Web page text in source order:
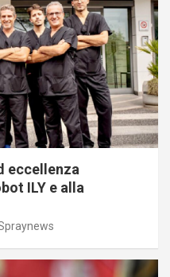
eccellenza
ILY e alla